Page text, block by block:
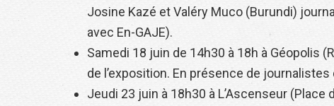
Josine Kazé et Valéry Muco (Burundi)
avec En-GAJE).
Samedi 18 juin de 14h30 à 18h à Géopolis
de l’exposition. En présence de journalistes
Jeudi 23 juin à 18h30 à L’Ascenseur (Place